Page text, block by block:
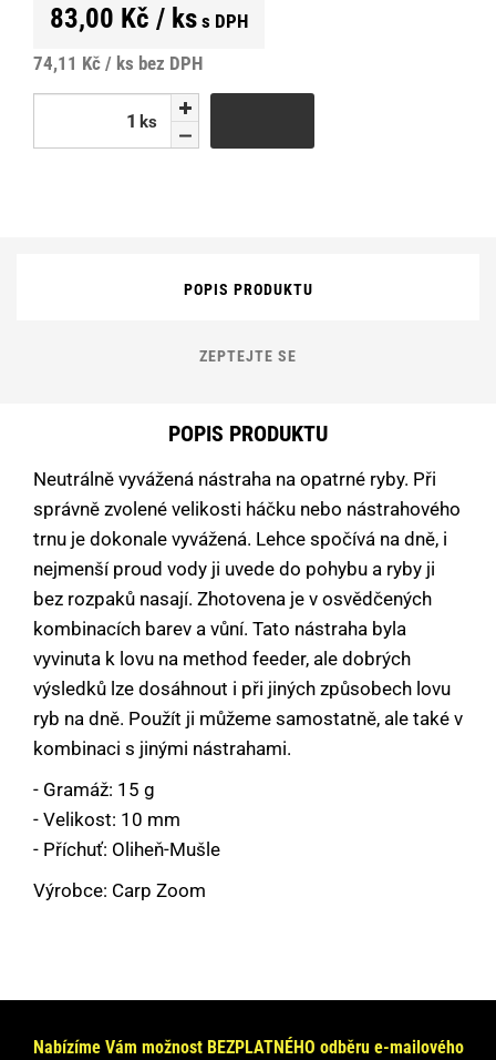
83,00 Kč / ks s DPH
74,11 Kč / ks bez DPH
ks
ks
POPIS PRODUKTU
ZEPTEJTE SE
POPIS PRODUKTU
Neutrálně vyvážená nástraha na opatrné ryby. Při
správně zvolené velikosti háčku nebo nástrahového
trnu je dokonale vyvážená. Lehce spočívá na dně, i
nejmenší proud vody ji uvede do pohybu a ryby ji
bez rozpaků nasají. Zhotovena je v osvědčených
kombinacích barev a vůní. Tato nástraha byla
vyvinuta k lovu na method feeder, ale dobrých
výsledků lze dosáhnout i při jiných způsobech lovu
ryb na dně. Použít ji můžeme samostatně, ale také v
kombinaci s jinými nástrahami.
- Gramáž: 15 g
- Velikost: 10 mm
- Příchuť: Oliheň-Mušle
Výrobce: Carp Zoom
Neváhejte se na nás obrátit!
Odpovíme Vám do 24 hodin.
Nabízíme Vám možnost BEZPLATNÉHO odběru e-mailového